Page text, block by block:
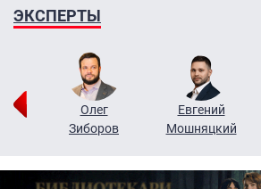
ЭКСПЕРТЫ
Олег
Зиборов
Евгений
Мошняцкий